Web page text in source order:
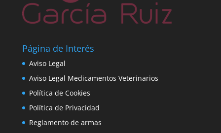
Página de Interés
Aviso Legal
Aviso Legal Medicamentos Veterinarios
Política de Cookies
Política de Privacidad
Reglamento de armas